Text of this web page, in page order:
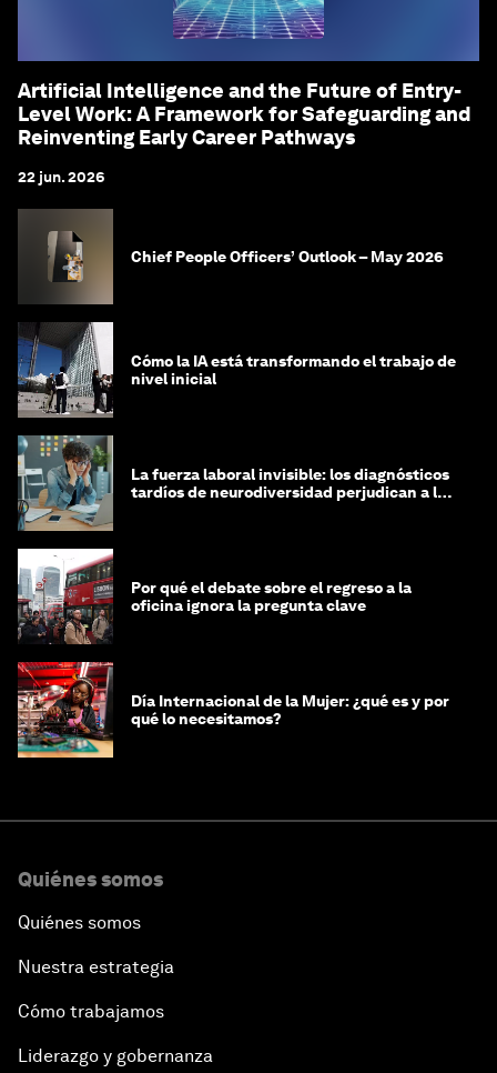
Artificial Intelligence and the Future of Entry-
Level Work: A Framework for Safeguarding and
Reinventing Early Career Pathways
22 jun. 2026
Chief People Officers’ Outlook – May 2026
Cómo la IA está transformando el trabajo de
nivel inicial
La fuerza laboral invisible: los diagnósticos
tardíos de neurodiversidad perjudican a las
Por qué el debate sobre el regreso a la
oficina ignora la pregunta clave
Día Internacional de la Mujer: ¿qué es y por
qué lo necesitamos?
Quiénes somos
Quiénes somos
Nuestra estrategia
Cómo trabajamos
Liderazgo y gobernanza